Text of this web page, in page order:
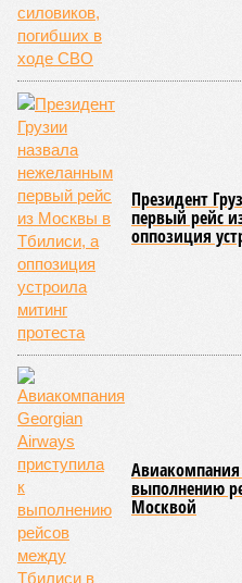
Президент
первый рейс
оппозиция
Авиакомпания
выполнению
Москвой